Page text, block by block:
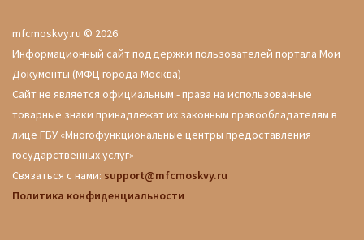
mfcmoskvy.ru © 2026
Информационный сайт поддержки пользователей портала Мои
Документы (МФЦ города Москва)
Сайт не является официальным - права на использованные
товарные знаки принадлежат их законным правообладателям в
лице ГБУ «Многофункциональные центры предоставления
государственных услуг»
Связаться с нами: support@mfcmoskvy.ru
Политика конфиденциальности